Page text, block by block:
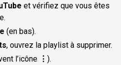
et vérifiez que vous êtes
(en bas).
, ouvrez la playlist à supprimer.
l’icône ⋮ ).